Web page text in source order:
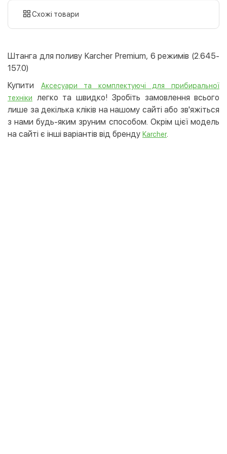
картою
LiqPay
Google Pay
Безготівковий розрахунок
Оплата на карту юр.особи
Оплата на рахунок юр.особи
Безкоштовно
Схожі товари
Штанга для поливу Karcher Premium, 6 режимів (2.645-
157.0)
Купити
Аксесуари та комплектуючі для прибиральної
техніки
легко та швидко! Зробіть замовлення всього
лише за декілька кліків на нашому сайті або зв'яжіться
з нами будь-яким зруним способом. Окрім цієї модель
на сайті є інші варіантів від бренду Karcher.